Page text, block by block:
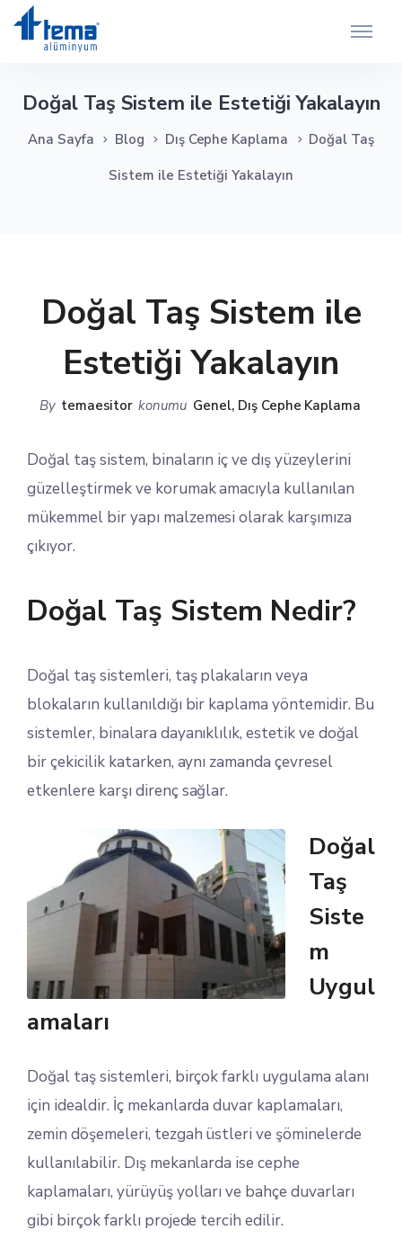
Doğal Taş Sistem ile Estetiği Yakalayın
Ana Sayfa Blog Dış Cephe Kaplama
Doğal Taş
Sistem ile Estetiği Yakalayın
Doğal Taş Sistem ile
Estetiği Yakalayın
By temaesitor konumu Genel, Dış Cephe Kaplama
Doğal taş sistem, binaların iç ve dış yüzeylerini
güzelleştirmek ve korumak amacıyla kullanılan
mükemmel bir yapı malzemesi olarak karşımıza
çıkıyor.
Doğal Taş Sistem Nedir?
Doğal taş sistemleri, taş plakaların veya
blokaların kullanıldığı bir kaplama yöntemidir. Bu
sistemler, binalara dayanıklılık, estetik ve doğal
bir çekicilik katarken, aynı zamanda çevresel
etkenlere karşı direnç sağlar.
Doğal
Taş
Siste
m
Uygul
amaları
Doğal taş sistemleri, birçok farklı uygulama alanı
için idealdir. İç mekanlarda duvar kaplamaları,
zemin döşemeleri, tezgah üstleri ve şöminelerde
kullanılabilir. Dış mekanlarda ise cephe
kaplamaları, yürüyüş yolları ve bahçe duvarları
gibi birçok farklı projede tercih edilir.